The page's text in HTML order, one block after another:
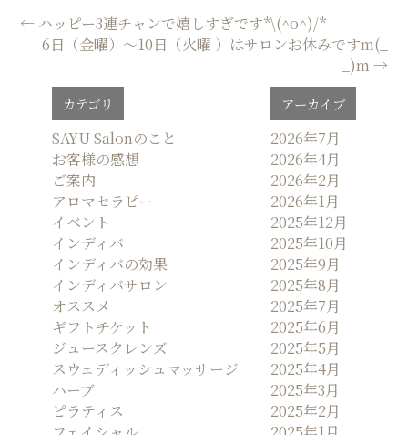
投
← ハッピー3連チャンで嬉しすぎです*\(^o^)/*
6日（金曜）〜10日（火曜 ）はサロンお休みですm(_
_)m →
カテゴリ
SAYU Salonのこと
お客様の感想
ご案内
アロマセラピー
イベント
インディバ
インディバの効果
インディバサロン
オススメ
ギフトチケット
ジュースクレンズ
スウェディッシュマッサージ
ハーブ
ピラティス
アーカイブ
2026年7月
2026年4月
2026年2月
2026年1月
2025年12月
2025年10月
2025年9月
2025年8月
2025年7月
2025年6月
2025年5月
2025年4月
2025年3月
2025年2月